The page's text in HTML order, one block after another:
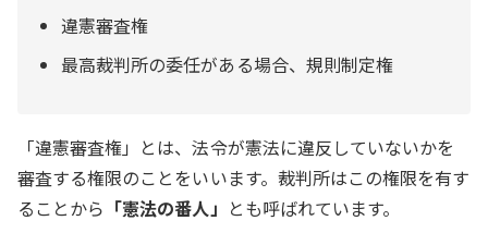
違憲審査権
最高裁判所の委任がある場合、規則制定権
「違憲審査権」とは、法令が憲法に違反していないかを
審査する権限のことをいいます。裁判所はこの権限を有す
ることから 「憲法の番人」 とも呼ばれています。